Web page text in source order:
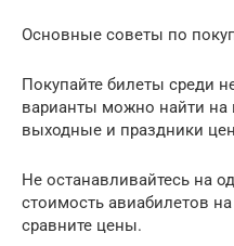
Основные советы по
Покупайте билеты среди
варианты можно найти на
выходные и праздники
Не останавливайтесь на
стоимость авиабилетов
сравните цены.